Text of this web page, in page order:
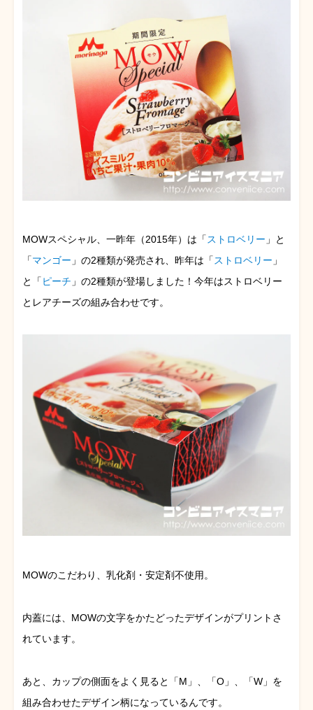
MOWスペシャル、一昨年（2015年）は「ストロベリー 」と
「マンゴー 」の2種類が発売され、昨年は「ストロベリー 」
と「 ピーチ 」の2種類が登場しました！今年はストロベリー
とレアチーズの組み合わせです。
MOWのこだわり、乳化剤・安定剤不使用。
内蓋には、MOWの文字をかたどったデザインがプリントさ
れています。
あと、カップの側面をよく見ると「M」、「O」、「W」を
組み合わせたデザイン柄になっているんです。